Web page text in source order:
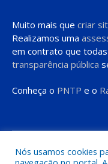
Muito mais que criar
Realizamos uma
em contrato que
transparência pública
Conheça o PNTP e o
Todos os
Nós usamos cookies